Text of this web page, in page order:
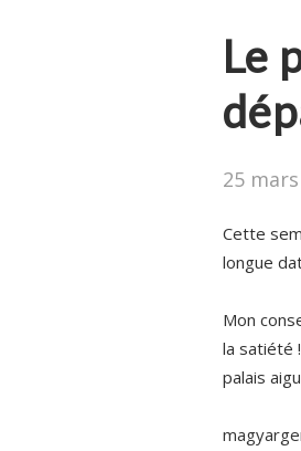
Le
25
Cette
longue
Mon
la satiété
palais